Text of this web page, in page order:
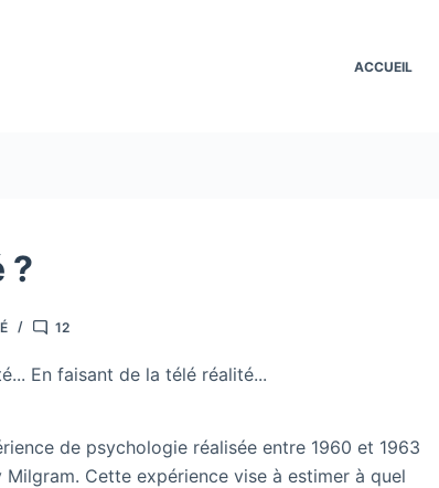
ACCUEIL
?
12
En faisant de la télé réalité...
de psychologie réalisée entre 1960 et 1963
Cette expérience vise à estimer à quel